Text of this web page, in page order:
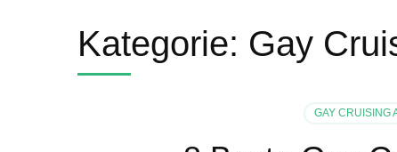
Kategorie: Gay
GAY CRUISING